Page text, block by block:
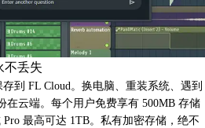
不丢失
到 FL Cloud。换电脑、重装系统、遇到
云端。每个用户免费享有 500MB 存储
Pro 最高可达 1TB。私有加密存储，绝不